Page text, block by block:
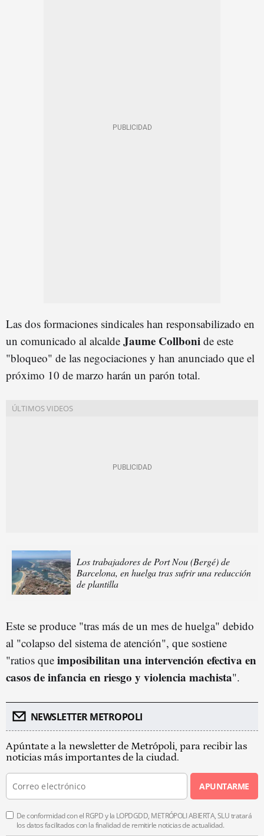
Las dos formaciones sindicales han responsabilizado en
un comunicado al alcalde Jaume Collboni de este
"bloqueo" de las negociaciones y han anunciado que el
próximo 10 de marzo harán un parón total.
Los trabajadores de Port Nou (Bergé) de
Barcelona, en huelga tras sufrir una reducción
de plantilla
Este se produce "tras más de un mes de huelga" debido
al "colapso del sistema de atención", que sostiene
"ratios que imposibilitan una intervención efectiva en
casos de infancia en riesgo y violencia machista".
NEWSLETTER METROPOLI
Apúntate a la newsletter de Metrópoli, para recibir las
noticias más importantes de la ciudad.
APUNTARME
De conformidad con el RGPD y la LOPDGDD, METRÓPOLI ABIERTA, SLU tratará
los datos facilitados con la finalidad de remitirle noticias de actualidad.